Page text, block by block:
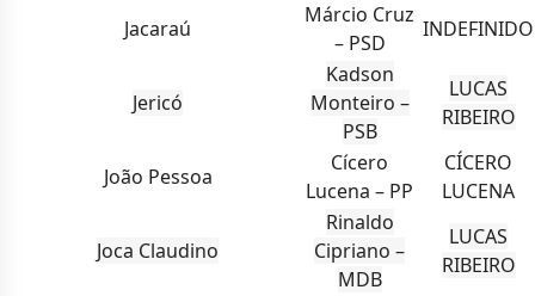
Jacaraú
Márcio Cruz
– PSD
INDEFINIDO
Jericó
Kadson
Monteiro –
PSB
LUCAS
RIBEIRO
João Pessoa
Cícero
Lucena – PP
CÍCERO
LUCENA
Joca Claudino
Rinaldo
Cipriano –
MDB
LUCAS
RIBEIRO